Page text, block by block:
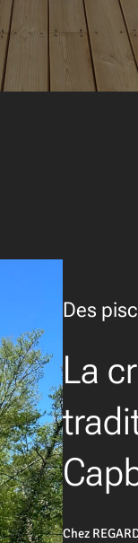
Des
La
Chez